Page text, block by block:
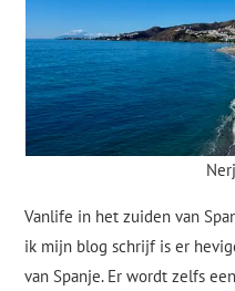
Vanlife in het zuiden van
ik mijn blog schrijf is er
van Spanje. Er wordt zelfs